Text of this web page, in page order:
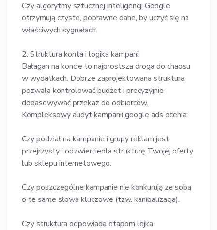
Czy algorytmy sztucznej inteligencji Google
otrzymują czyste, poprawne dane, by uczyć się na
właściwych sygnałach.
2. Struktura konta i logika kampanii
Bałagan na koncie to najprostsza droga do chaosu
w wydatkach. Dobrze zaprojektowana struktura
pozwala kontrolować budżet i precyzyjnie
dopasowywać przekaz do odbiorców.
Kompleksowy audyt kampanii google ads ocenia:
Czy podział na kampanie i grupy reklam jest
przejrzysty i odzwierciedla strukturę Twojej oferty
lub sklepu internetowego.
Czy poszczególne kampanie nie konkurują ze sobą
o te same słowa kluczowe (tzw. kanibalizacja).
Czy struktura odpowiada etapom lejka